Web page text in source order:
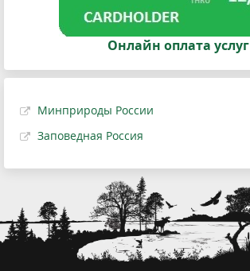
Онлайн оплата услуг
Минприроды России
Заповедная Россия